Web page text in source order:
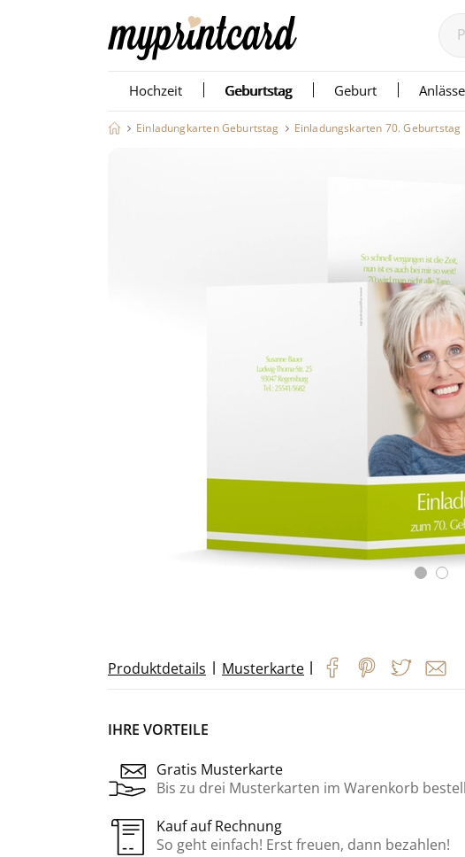
Hochzeit Geburtstag Geburt Anlässe
Einladungkarten Geburtstag Einladungskarten 70. Geburtstag
Produktdetails | Musterkarte |
IHRE VORTEILE
Gratis Musterkarte
Bis zu drei Musterkarten im Warenkorb
Kauf auf Rechnung
So geht einfach! Erst freuen, dann bezahlen!